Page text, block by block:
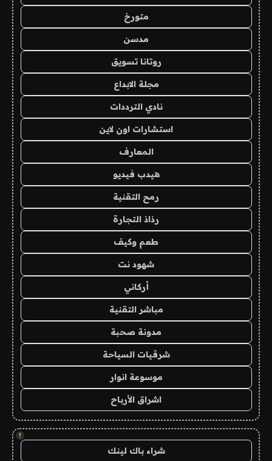
متورخ
مدسن
روتانا تسويق
مجلة الابداع
نادي الترددات
استشارات اون لاين
المعارف
هيدب فيديو
رمح التقنية
رذاذ التجارة
طعم وكيف
شهود نت
أركاني
مباشر التقنية
مدونة صحبة
شرقيات السياحة
موسوعة انوار
اشراق الأرباح
!
شراء باك لينك